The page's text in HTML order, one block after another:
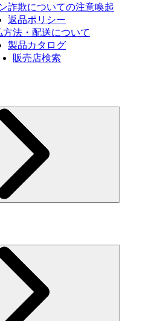
詐欺についての注意喚起
返品ポリシー
方法・配送について
製品カタログ
販売店検索
リティの取り組み（日本）
ティの取り組み（米国/英語）
ヒストリー
採用情報